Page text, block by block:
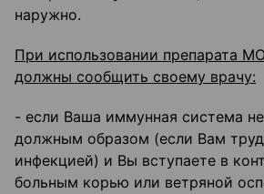
наружно.
При использовании препарата
должны сообщить своему врачу:
- если Ваша иммунная система
должным образом (если Вам
инфекцией) и Вы вступаете в
больным корью или ветряной